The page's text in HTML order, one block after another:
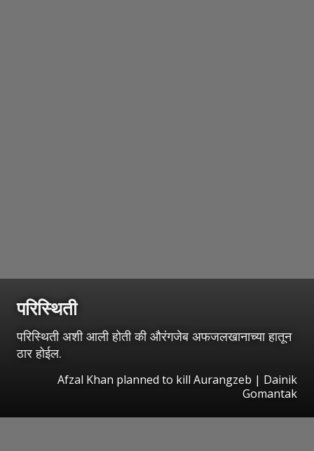
परिस्थिती
परिस्थिती अशी आली होती की औरंगजेब अफजलखानाच्या हातून
ठार होईल.
Afzal Khan planned to kill Aurangzeb | Dainik
Gomantak